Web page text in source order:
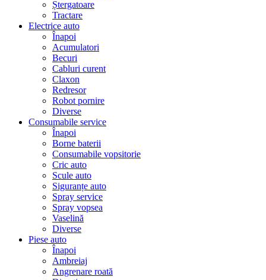
Ștergatoare
Tractare
Electrice auto
Înapoi
Acumulatori
Becuri
Cabluri curent
Claxon
Redresor
Robot pornire
Diverse
Consumabile service
Înapoi
Borne baterii
Consumabile vopsitorie
Cric auto
Scule auto
Siguranțe auto
Spray service
Spray vopsea
Vaselină
Diverse
Piese auto
Înapoi
Ambreiaj
Angrenare roată